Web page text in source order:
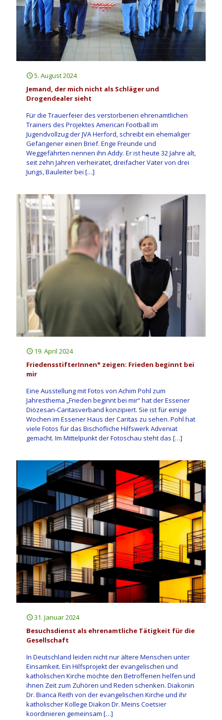
5. August 2024
Jemand, der mich nicht als Schläger und
Drogendealer sieht
Für die Trauerfeier des verstorbenen ehrenamtlichen
Trainers des Projektes American Football im
Jugendvollzug der JVA Herford, schreibt ein ehemaliger
Gefangener einen Brief. Enge Freunde und
Weggefährten nennen ihn Addy. Er ist heute 32 Jahre alt,
seit zehn Jahren verheiratet, dreifacher Vater von drei
Jungs, Bauleiter bei […]
19. April 2024
FriedensstifterInnen* zeigen: Frieden beginnt bei
mir
Eine Ausstellung mit Fotos von Achim Pohl zum
Jahresthema „Frieden beginnt bei mir“ hat der Essener
Diözesan-Caritasverband konzipiert. Sie ist für einige
Wochen im Essener Haus der Caritas zu sehen. Pohl hat
viele Fotos für das Bischöfliche Hilfswerk Adveniat
gemacht. Im Mittelpunkt der Fotoschau steht das […]
31. Januar 2024
Besuchsdienst als ehrenamtliche Tätigkeit für die
Gesellschaft
In Deutschland leiden nicht nur ältere Menschen unter
Einsamkeit. Ein Hilfsprojekt der evangelischen und
katholischen Kirche möchte den Betroffenen helfen und
ihnen Zeit zum Zuhören und Reden schenken. Diakonin
Dr. Bianca Reith von der evangelischen Kirche und ihr
katholischer Kollege Diakon Dr. Meins Coetsier
koordinieren gemeinsam […]